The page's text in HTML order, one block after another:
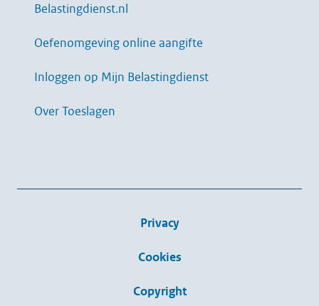
Belastingdienst.nl
Oefenomgeving online aangifte
Inloggen op Mijn Belastingdienst
Over Toeslagen
Privacy
Cookies
Copyright